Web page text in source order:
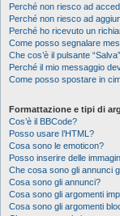
Perché non riesco ad
Perché non riesco ad
Perché ho ricevuto un
Come posso segnalare
Che cos’è il pulsante
Perché il mio messaggio
Come posso spostare in
Formattazione e tipi di
Cos’è il BBCode?
Posso usare l’HTML?
Cosa sono le emoticon?
Posso inserire delle
Che cosa sono gli annunci
Cosa sono gli annunci?
Cosa sono gli argomenti
Cosa sono gli argomenti